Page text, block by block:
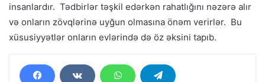
insanlardır. Tədbirlər təşkil edərkən rahatlığını nəzərə alır
və onların zövqlərinə uyğun olmasına önəm verirlər. Bu
xüsusiyyətlər onların evlərində də öz əksini tapıb.